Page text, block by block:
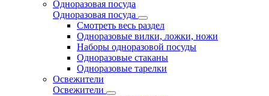
Одноразовая посуда
Одноразовая посуда
Смотреть весь раздел
Одноразовые вилки, ложки, ножи
Наборы одноразовой посуды
Одноразовые стаканы
Одноразовые тарелки
Освежители
Освежители